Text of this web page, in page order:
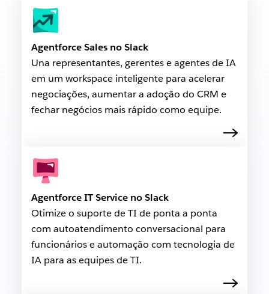
Agentforce Sales no Slack
Una representantes, gerentes e agentes de IA
em um workspace inteligente para acelerar
negociações, aumentar a adoção do CRM e
fechar negócios mais rápido como equipe.
Agentforce IT Service no Slack
Otimize o suporte de TI de ponta a ponta
com autoatendimento conversacional para
funcionários e automação com tecnologia de
IA para as equipes de TI.